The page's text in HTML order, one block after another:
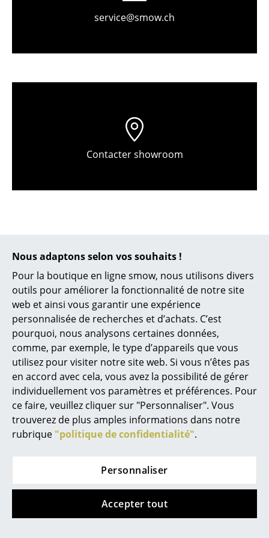
Nous adaptons selon vos souhaits !
Pour la boutique en ligne smow, nous utilisons divers
outils pour améliorer la fonctionnalité de notre site
web et ainsi vous garantir une expérience
personnalisée de recherches et d’achats. C’est
pourquoi, nous analysons certaines données,
comme, par exemple, le type d’appareils que vous
utilisez pour visiter notre site web. Si vous n’êtes pas
en accord avec cela, vous avez la possibilité de gérer
individuellement vos paramètres et préférences. Pour
ce faire, veuillez cliquer sur "Personnaliser". Vous
trouverez de plus amples informations dans notre
rubrique "politique de confidentialité".
Personnaliser
Accepter tout
Buffets & Commodes
Garde-robes
Petits rangements
Pièces détachées
... voir tous les rangements
Luminaires
Suspensions & Plafonniers
Lampes de table
Lampes de bureau
Lampadaires et Liseuses
Appliques murales
service@smow.ch
Contacter showroom
Aide & service
Contact
Paiement
Livraison
Retours & échanges
Vos avantages en un clin d’oeil
Construction sur mesure USM
Nous vous proposons
Conseiller personnel